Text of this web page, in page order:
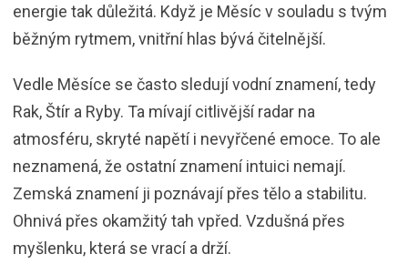
energie tak důležitá. Když je Měsíc v souladu s tvým
běžným rytmem, vnitřní hlas bývá čitelnější.
Vedle Měsíce se často sledují vodní znamení, tedy
Rak, Štír a Ryby. Ta mívají citlivější radar na
atmosféru, skryté napětí i nevyřčené emoce. To ale
neznamená, že ostatní znamení intuici nemají.
Zemská znamení ji poznávají přes tělo a stabilitu.
Ohnivá přes okamžitý tah vpřed. Vzdušná přes
myšlenku, která se vrací a drží.